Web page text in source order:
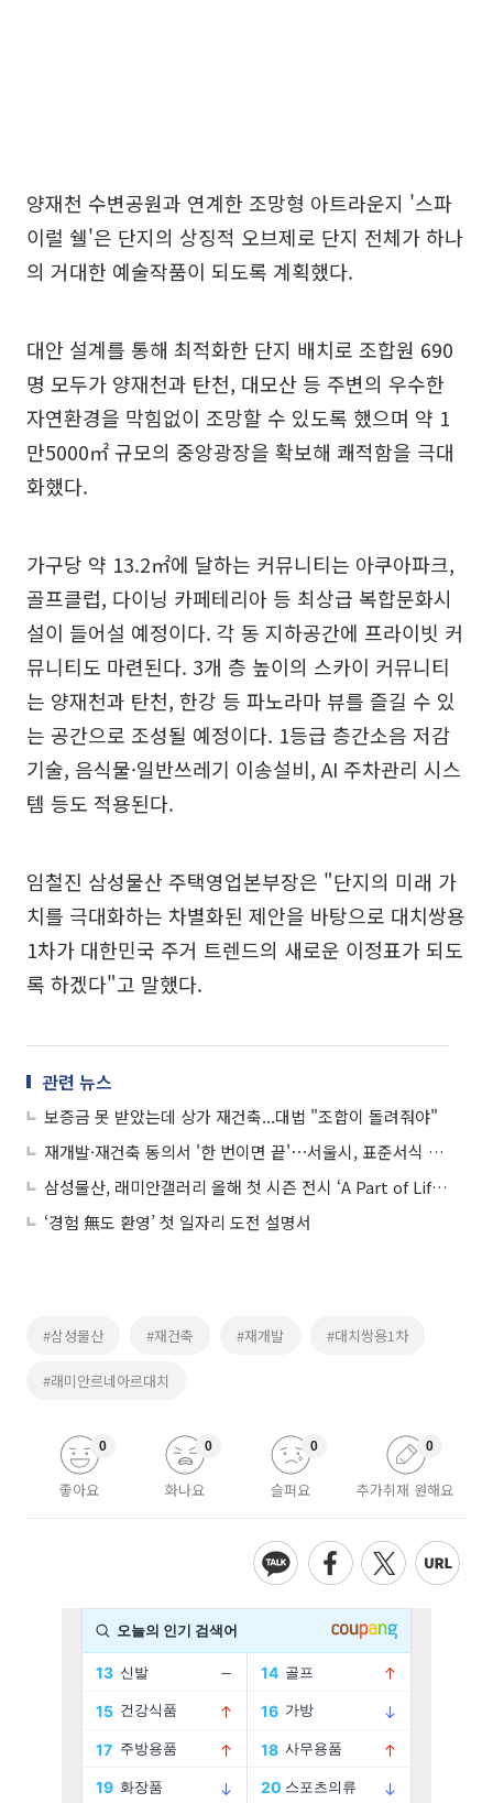
양재천 수변공원과 연계한 조망형 아트라운지 '스파
이럴 쉘'은 단지의 상징적 오브제로 단지 전체가 하나
의 거대한 예술작품이 되도록 계획했다.
대안 설계를 통해 최적화한 단지 배치로 조합원 690
명 모두가 양재천과 탄천, 대모산 등 주변의 우수한
자연환경을 막힘없이 조망할 수 있도록 했으며 약 1
만5000㎡ 규모의 중앙광장을 확보해 쾌적함을 극대
화했다.
가구당 약 13.2㎡에 달하는 커뮤니티는 아쿠아파크,
골프클럽, 다이닝 카페테리아 등 최상급 복합문화시
설이 들어설 예정이다. 각 동 지하공간에 프라이빗 커
뮤니티도 마련된다. 3개 층 높이의 스카이 커뮤니티
는 양재천과 탄천, 한강 등 파노라마 뷰를 즐길 수 있
는 공간으로 조성될 예정이다. 1등급 층간소음 저감
기술, 음식물·일반쓰레기 이송설비, AI 주차관리 시스
템 등도 적용된다.
임철진 삼성물산 주택영업본부장은 "단지의 미래 가
치를 극대화하는 차별화된 제안을 바탕으로 대치쌍용
1차가 대한민국 주거 트렌드의 새로운 이정표가 되도
록 하겠다"고 말했다.
관련 뉴스
보증금 못 받았는데 상가 재건축...대법 "조합이 돌려줘야"
재개발·재건축 동의서 '한 번이면 끝'⋯서울시, 표준서식 일원화
삼성물산, 래미안갤러리 올해 첫 시즌 전시 ‘A Part of Life’ 공개
‘경험 無도 환영’ 첫 일자리 도전 설명서
#삼성물산 #재건축 #재개발 #대치쌍용1차
#래미안르네아르대치
좋아요
0
화나요
0
슬퍼요
0
추가취재 원해요
0